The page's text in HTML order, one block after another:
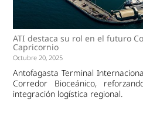
ATI destaca su rol en el futuro
Capricornio
Octubre 20, 2025
Antofagasta Terminal
Corredor Bioceánico,
integración logística regional.